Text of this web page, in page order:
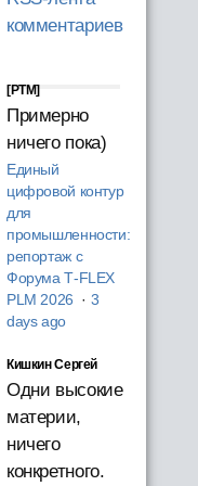
комментариев
[PTM]
Примерно
ничего пока)
Единый
цифровой контур
для
промышленности:
репортаж с
Форума T‑FLEX
PLM 2026 · 3
days ago
Кишкин Сергей
Одни высокие
материи,
ничего
конкретного.